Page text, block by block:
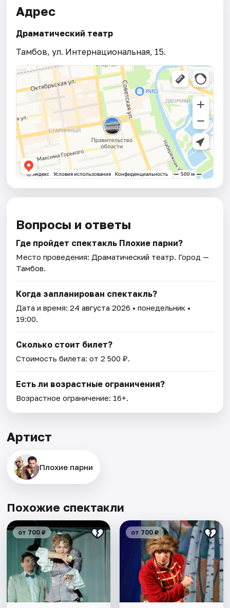
Адрес
Драматический театр
Тамбов, ул. Интернациональная, 15.
Вопросы и ответы
Где пройдет спектакль Плохие парни?
Место проведения: Драматический театр. Город —
Тамбов.
Когда запланирован спектакль?
Дата и время:24 августа 2026 • понедельник •
19:00.
Сколько стоит билет?
Стоимость билета: от 2 500 ₽.
Есть ли возрастные ограничения?
Возрастное ограничение: 16+.
Артист
Плохие парни
Похожие спектакли
от 700 ₽ от 700 ₽